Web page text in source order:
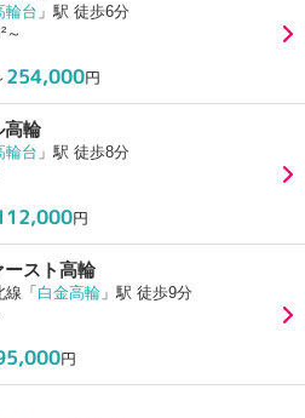
輪台 」駅 徒歩6分
～
254,000円
高輪
輪台 」駅 徒歩8分
円
ースト高輪
「 白金高輪 」駅 徒歩9分
円